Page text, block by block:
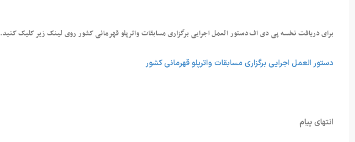
برای دریافت نخسه پی دی اف دستور العمل اجرایی برگزاری مسابقات واترپلو قهرمانی کشور روی لینک زیر کلیک کنید.
دستور العمل اجرایی برگزاری مسابقات واترپلو قهرمانی کشور
انتهای پیام